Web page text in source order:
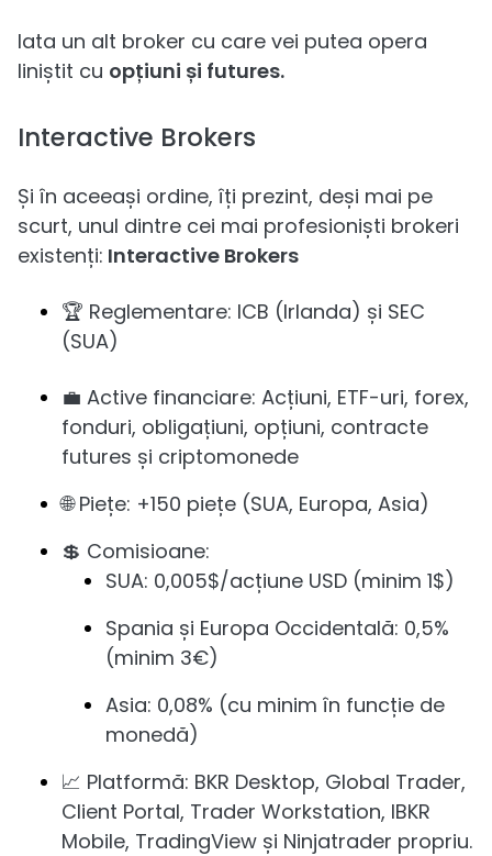
Iata un alt broker cu care vei putea opera
liniștit cu opțiuni și futures.
Interactive Brokers
Și în aceeași ordine, îți prezint, deși mai pe
scurt, unul dintre cei mai profesioniști brokeri
existenți: Interactive Brokers
🏆 Reglementare: ICB (Irlanda) și SEC
(SUA)
💼 Active financiare: Acțiuni, ETF-uri, forex,
fonduri, obligațiuni, opțiuni, contracte
futures și criptomonede
🌐 Piețe: +150 piețe (SUA, Europa, Asia)
💲 Comisioane:
SUA: 0,005$/acțiune USD (minim 1$)
Spania și Europa Occidentală: 0,5%
(minim 3€)
Asia: 0,08% (cu minim în funcție de
monedă)
📈 Platformă: BKR Desktop, Global Trader,
Client Portal, Trader Workstation, IBKR
Mobile, TradingView și Ninjatrader propriu.